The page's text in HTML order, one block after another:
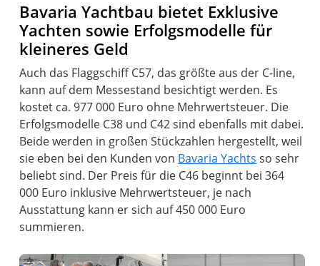
Bavaria Yachtbau bietet Exklusive
Yachten sowie Erfolgsmodelle für
kleineres Geld
Auch das Flaggschiff C57, das größte aus der C-line,
kann auf dem Messestand besichtigt werden. Es
kostet ca. 977 000 Euro ohne Mehrwertsteuer. Die
Erfolgsmodelle C38 und C42 sind ebenfalls mit dabei.
Beide werden in großen Stückzahlen hergestellt, weil
sie eben bei den Kunden von Bavaria Yachts so sehr
beliebt sind. Der Preis für die C46 beginnt bei 364
000 Euro inklusive Mehrwertsteuer, je nach
Ausstattung kann er sich auf 450 000 Euro
summieren.